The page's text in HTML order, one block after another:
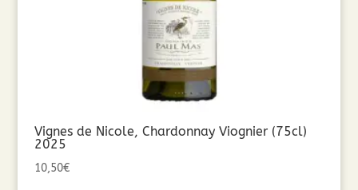
Vignes de Nicole, Chardonnay Viognier (75cl)
2025
10,50€